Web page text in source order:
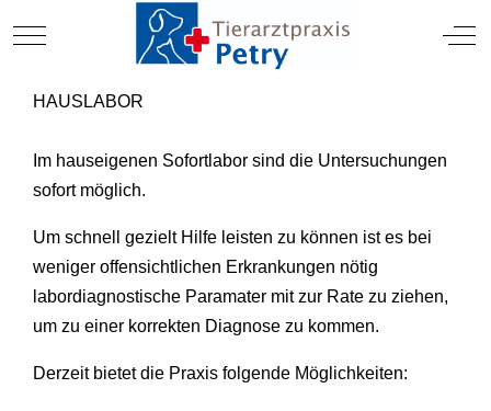
Mobile Menu Toggle Off-
TIERARZT
HAUSLABOR
Im hauseigenen Sofortlabor sind die Untersuchungen
sofort möglich.
Um schnell gezielt Hilfe leisten zu können ist es bei
weniger offensichtlichen Erkrankungen nötig
labordiagnostische Paramater mit zur Rate zu ziehen,
um zu einer korrekten Diagnose zu kommen.
Derzeit bietet die Praxis folgende Möglichkeiten: